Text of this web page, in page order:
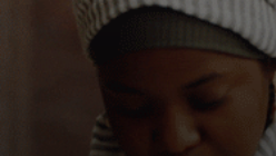
Știri și tendințe